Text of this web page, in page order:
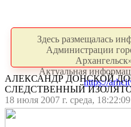
Здесь размещалась
Администрации
Актуальная
https://
АЛЕКСАНДР ДОНСКОЙ
СЛЕДСТВЕННЫЙ
18 июля 2007 г. среда, 18:22:09